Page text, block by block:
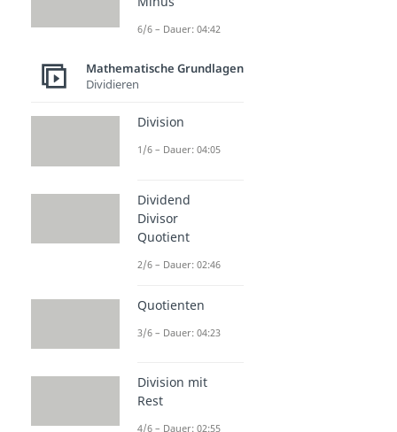
6/6 – Dauer: 04:42
Mathematische Grundlagen
Dividieren
Division
1/6 – Dauer: 04:05
Dividend
Divisor
Quotient
2/6 – Dauer: 02:46
Quotienten
3/6 – Dauer: 04:23
Division mit
Rest
4/6 – Dauer: 02:55